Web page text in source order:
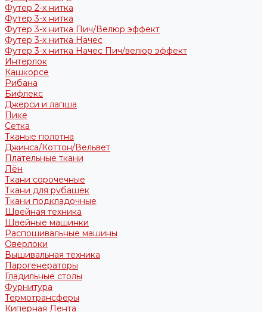
Футер 2-х нитка
Футер 3-х нитка
Футер 3-х нитка Пич/Велюр эффект
Футер 3-х нитка Начес
Футер 3-х нитка Начес Пич/велюр эффект
Интерлок
Кашкорсе
Рибана
Бифлекс
Джерси и лапша
Пике
Сетка
Тканые полотна
Джинса/Коттон/Вельвет
Плательные ткани
Лён
Ткани сорочечные
Ткани для рубашек
Ткани подкладочные
Швейная техника
Швейные машинки
Распошивальные машины
Оверлоки
Вышивальная техника
Парогенераторы
Гладильные столы
Фурнитура
Термотрансферы
Киперная Лента